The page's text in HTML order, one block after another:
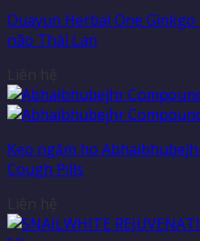
Ouayun Herbal One
não Thái Lan
Kẹo ngậm ho
Cough Pills